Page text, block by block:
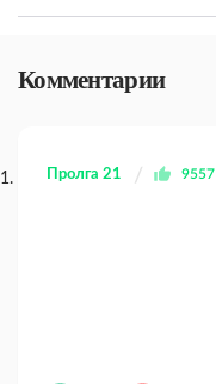
Комментарии
Пролга 21 9557